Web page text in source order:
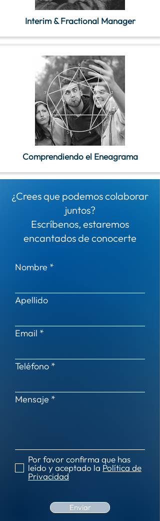
Interim & Fractional Manager
Comprendiendo el Eneagrama
¿Crees que podemos colaborar
juntos?
Escríbenos, estaremos
encantados de conocerte
Nombre
Apellido
Email
Teléfono
Mensaje
Por favor confirma que has
leído y aceptado la Política de
Privacidad
Enviar